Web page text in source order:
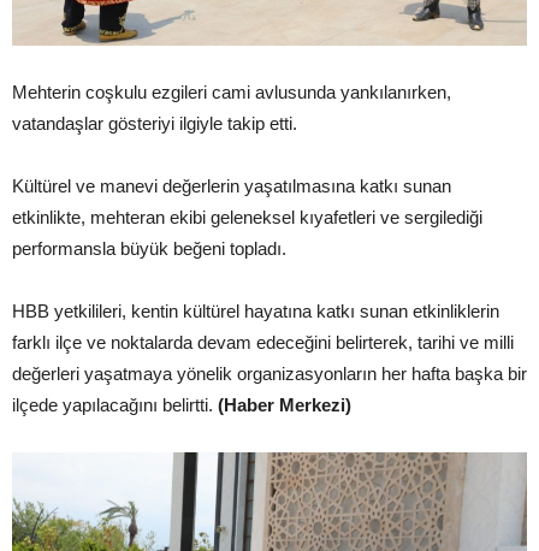
Mehterin coşkulu ezgileri cami avlusunda yankılanırken,
vatandaşlar gösteriyi ilgiyle takip etti.
Kültürel ve manevi değerlerin yaşatılmasına katkı sunan
etkinlikte, mehteran ekibi geleneksel kıyafetleri ve sergilediği
performansla büyük beğeni topladı.
HBB yetkilileri, kentin kültürel hayatına katkı sunan etkinliklerin
farklı ilçe ve noktalarda devam edeceğini belirterek, tarihi ve milli
değerleri yaşatmaya yönelik organizasyonların her hafta başka bir
ilçede yapılacağını belirtti. (Haber Merkezi)